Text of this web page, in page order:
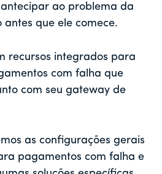
ao problema da
que ele comece.
recursos integrados para
com falha que
com seu gateway de
as configurações gerais
pagamentos com falha e